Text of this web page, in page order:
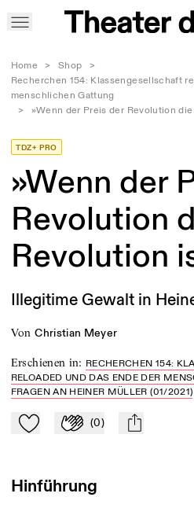
Home > Shop
>
Recherchen 154: Klassengesellschaft
menschlichen Gattung
>
»Wenn der Preis der Revolution
TDZ+ PRO
»Wenn der
Revolution
Revolution
Illegitime Gewalt in
von Christian Meyer
Erschienen in: RECHERCHEN 154:
RELOADED UND DAS ENDE DER
FRAGEN AN HEINER MÜLLER (01/2021)
Zu Mein-TdZ hinzufügen
Applaudieren
(0) mail
Hinführung